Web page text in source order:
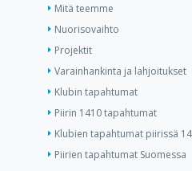
Mitä teemme
Nuorisovaihto
Projektit
Varainhankinta ja lahjoitukset
Klubin tapahtumat
Piirin 1410 tapahtumat
Klubien tapahtumat piirissä
Piirien tapahtumat Suomessa